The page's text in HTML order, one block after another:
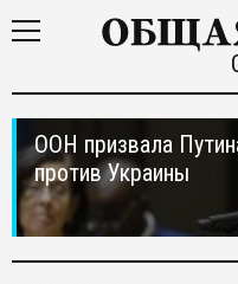
ООН призвала
против Украины